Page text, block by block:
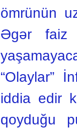
ömrünün
Əgər faiz
“Olaylar”
iddia edir
qoyduğu